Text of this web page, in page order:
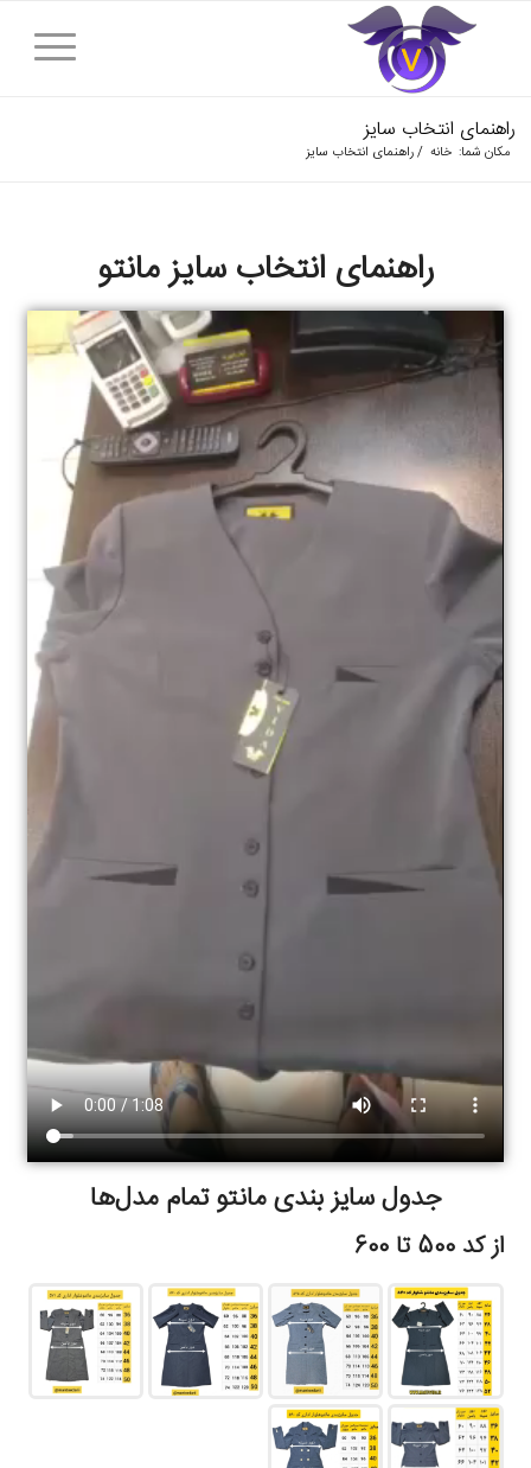
راهنمای انتخاب سایز
مکان شما: خانه /راهنمای انتخاب سایز
راهنمای انتخاب سایز مانتو
جدول سایز بندی مانتو تمام مدل‌ها
از کد 500 تا 600